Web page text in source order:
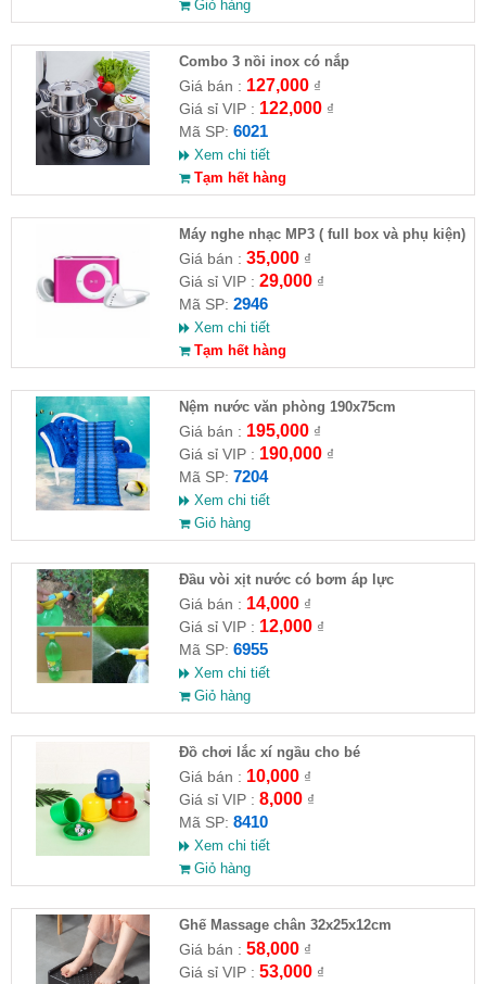
Giỏ hàng
Combo 3 nồi inox có nắp
Giá bán : 127,000₫
Giá sỉ VIP : 122,000₫
Mã SP: 6021
Xem chi tiết
Tạm hết hàng
Máy nghe nhạc MP3 ( full box và phụ kiện)
Giá bán : 35,000₫
Giá sỉ VIP : 29,000₫
Mã SP: 2946
Xem chi tiết
Tạm hết hàng
Nệm nước văn phòng 190x75cm
Giá bán : 195,000₫
Giá sỉ VIP : 190,000₫
Mã SP: 7204
Xem chi tiết
Giỏ hàng
Đầu vòi xịt nước có bơm áp lực
Giá bán : 14,000₫
Giá sỉ VIP : 12,000₫
Mã SP: 6955
Xem chi tiết
Giỏ hàng
Đồ chơi lắc xí ngầu cho bé
Giá bán : 10,000₫
Giá sỉ VIP : 8,000₫
Mã SP: 8410
Xem chi tiết
Giỏ hàng
Ghế Massage chân 32x25x12cm
Giá bán : 58,000₫
Giá sỉ VIP : 53,000₫